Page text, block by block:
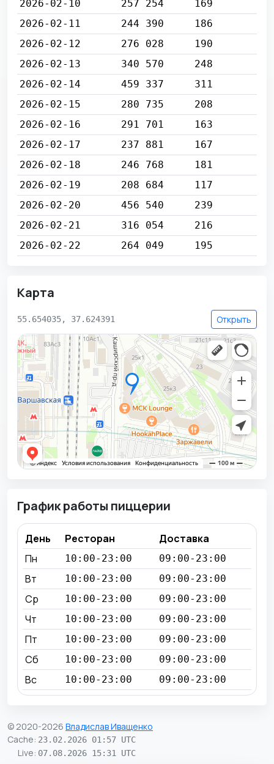
2026-02-10
257 254
169
2026-02-11
244 390
186
2026-02-12
276 028
190
2026-02-13
340 570
248
2026-02-14
459 337
311
2026-02-15
280 735
208
2026-02-16
291 701
163
2026-02-17
237 881
167
2026-02-18
246 768
181
2026-02-19
208 684
117
2026-02-20
456 540
239
2026-02-21
316 054
216
2026-02-22
264 049 195
Карта
55.654035, 37.624391 Открыть
График работы пиццерии
День Ресторан
Доставка
Пн
10:00-23:00 09:00-23:00
Вт 10:00-23:00 09:00-23:00
Ср 10:00-23:00 09:00-23:00
Чт 10:00-23:00 09:00-23:00
Пт 10:00-23:00 09:00-23:00
Сб 10:00-23:00 09:00-23:00
Вс 10:00-23:00 09:00-23:00
© 2020-2026 Владислав Иващенко
Cache: 23.02.2026 01:57 UTC
Live: 07.08.2026 15:31 UTC